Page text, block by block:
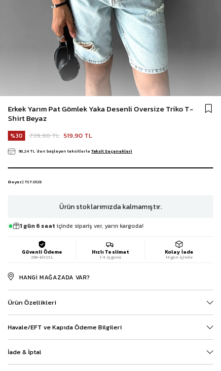
Erkek Yarım Pat Gömlek Yaka Desenli Oversize Triko T-
Shirt Beyaz
30 739,90 TL 519,90 TL
98,24 TL`den başlayan taksitlerle Taksit Seçenekleri
Beyaz | TST.0128
Ürün stoklarımızda kalmamıştır.
1 gün 6 saat içinde sipariş ver, yarın kargoda!
Güvenli Ödeme
256-bit SSL
Hızlı Teslimat
1-3 iş günü
Kolay İade
14 gün içinde
HANGI MAĞAZADA VAR?
Ürün Özellikleri
Havale/EFT ve Kapıda Ödeme Bilgileri
İade & İptal